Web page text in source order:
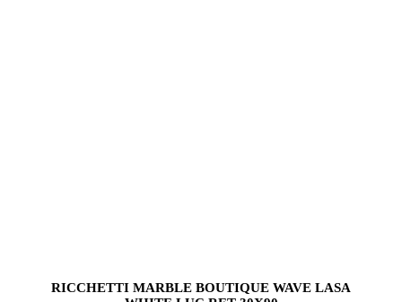
RICCHETTI MARBLE BOUTIQUE WAVE LASA